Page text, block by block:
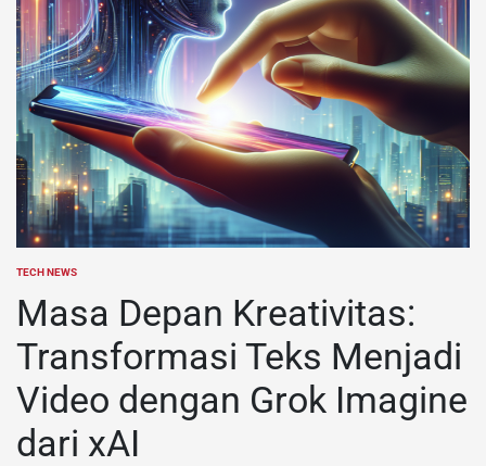
POSTED
TECH NEWS
Masa Depan Kreativitas:
Transformasi Teks Menjadi
Video dengan Grok Imagine
dari xAI